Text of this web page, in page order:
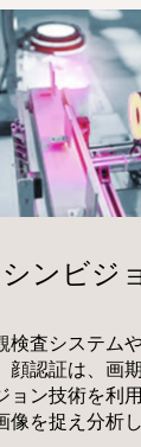
検査システム
顔認証は、画
ョン技術を利
像を捉え分析し